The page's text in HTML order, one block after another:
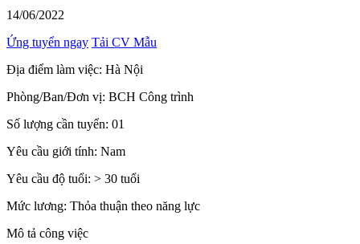
14/06/2022
Ứng tuyển ngay Tải CV Mẫu
Địa điểm làm việc: Hà Nội
Phòng/Ban/Đơn vị: BCH Công trình
Số lượng cần tuyển: 01
Yêu cầu giới tính: Nam
Yêu cầu độ tuổi: > 30 tuổi
Mức lương: Thỏa thuận theo năng lực
Mô tả công việc